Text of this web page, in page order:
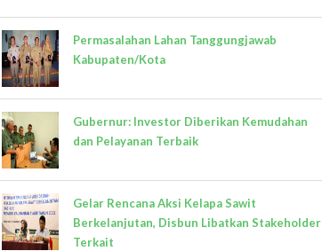
Permasalahan Lahan Tanggungjawab
Kabupaten/Kota
Gubernur: Investor Diberikan Kemudahan
dan Pelayanan Terbaik
Gelar Rencana Aksi Kelapa Sawit
Berkelanjutan, Disbun Libatkan Stakeholder
Terkait